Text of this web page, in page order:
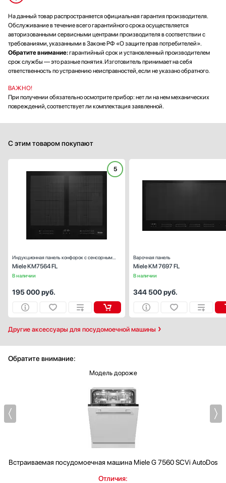
На данный товар распространяется официальная гарантия производителя.
Обслуживание в течение всего гарантийного срока осуществляется
авторизованными сервисными центрами производителя в соответствии с
требованиями, указанными в Законе РФ «О защите прав потребителей».
Обратите внимание:гарантийный срок и установленный производителем
срок службы — это разные понятия. Изготовитель принимает на себя
ответственность по устранению неисправностей, если не указано обратного.
ВАЖНО!
При получении обязательно осмотрите прибор: нет ли на нем механических
повреждений, соответствует ли комплектация заявленной.
С этим товаром покупают
Другие аксессуары для посудомоечной машины
5
В наличии
Индукционная панель конфорок с сенсорным
управлением
Miele KM7564 FL
Габариты (ВхШхГ), см:
195 000руб.
В наличии
Варочная панель
Miele KM 7697 FL
344 500руб.
Обратите внимание:
Модель дороже
Встраиваемая посудомоечная машинаMiele G 7560 SCVi AutoDos
Отличия: